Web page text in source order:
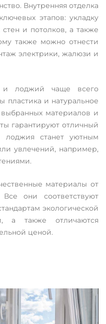
Внутренняя отделка
этапов: укладку
и потолков, а также
также можно отнести
электрики, жалюзи и
и лоджий чаще всего
пластика и натуральное
материалов и
гарантируют отличный
лоджия станет уютным
увлечений, например,
материалы от
они соответствуют
экологической
а также отличаются
ценой.